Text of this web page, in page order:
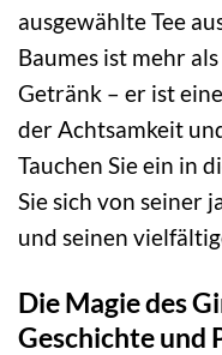
ausgewählte Tee
Baumes ist mehr
Getränk – er ist
der Achtsamkeit
Tauchen Sie ein in
Sie sich von seiner
und seinen
Die Magie des
Geschichte und